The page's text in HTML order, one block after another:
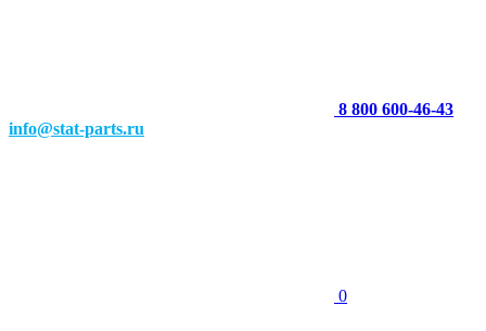
8 800 600-46-43
info@stat-parts.ru
0